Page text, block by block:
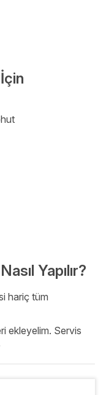
Yapılır?
hariç tüm
ekleyelim. Servis